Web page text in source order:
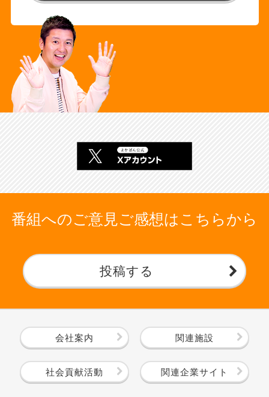
番組へのご意見ご感想はこちらから
投稿する
会社案内 関連施設
社会貢献活動 関連企業サイト